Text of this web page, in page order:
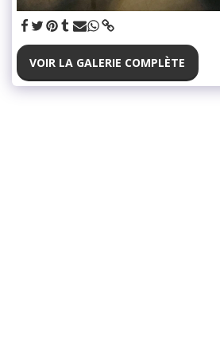
VOIR LA GALERIE COMPLÈTE